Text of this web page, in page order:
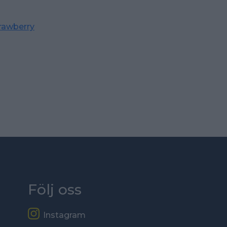
Följ oss
Instagram